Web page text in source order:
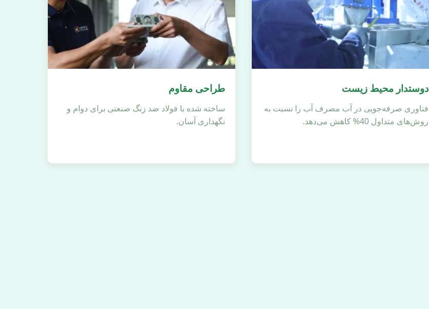
دوستدار محیط زیست
فناوری صرفه‌جویی در آب مصرف آب را نسبت به
روش‌های متداول 40% کاهش می‌دهد.
طراحی مقاوم
ساخته شده با فولاد ضد زنگ صنعتی برای دوام و
نگهداری آسان.